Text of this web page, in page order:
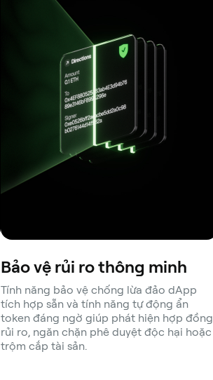
Bảo vệ rủi ro thông minh
Tính năng bảo vệ chống lừa đảo dApp
tích hợp sẵn và tính năng tự động ẩn
token đáng ngờ giúp phát hiện hợp đồng
rủi ro, ngăn chặn phê duyệt độc hại hoặc
trộm cắp tài sản.